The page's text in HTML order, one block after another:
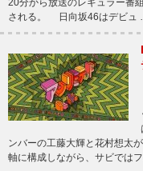
20分から放送のレギュラー番
される。 日向坂46はデビュ
ンバーの工藤大輝と花村想太
軸に構成しながら、サビでは